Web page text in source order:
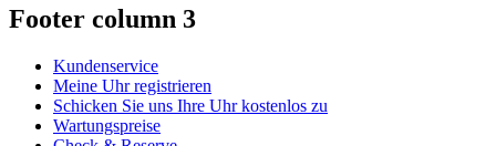
Footer column 3
Kundenservice
Meine Uhr registrieren
Schicken Sie uns Ihre Uhr kostenlos zu
Wartungspreise